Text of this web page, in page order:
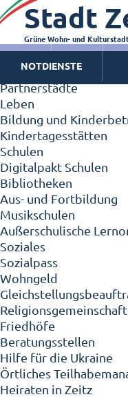
Zeitz - Die Kleinstadt
Willkommen in Zeitz!
Interview mit
Zeitz - Stadt der
Ortschaften
Partnerstädte
Leben
Bildung und
Kindertagesstätten
Schulen
Digitalpakt Schulen
Bibliotheken
Aus- und Fortbildung
Musikschulen
Außerschulische
Soziales
Sozialpass
Wohngeld
Friedhöfe
Beratungsstellen
Hilfe für die Ukraine
Örtliches
Heiraten in Zeitz
Stadt
Grüne Wohn- und
NOTDIENSTE